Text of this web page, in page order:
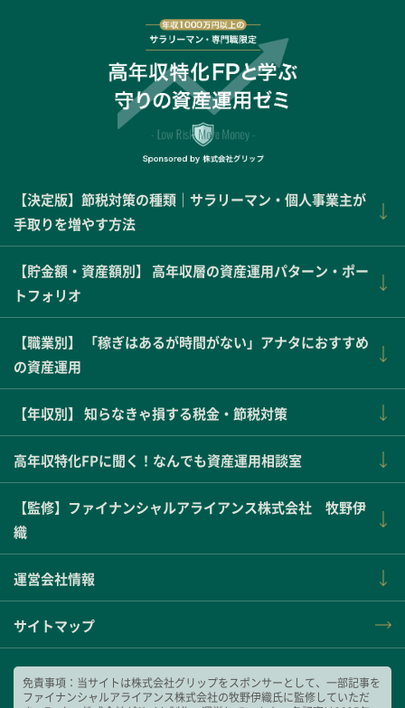
【決定版】節税対策の種類｜サラリーマン・個人事業主が
手取りを増やす方法
【貯金額・資産額別】 高年収層の資産運用パターン・ポー
トフォリオ
【職業別】 「稼ぎはあるが時間がない」アナタにおすすめ
の資産運用
【年収別】 知らなきゃ損する税金・節税対策
高年収特化FPに聞く！なんでも資産運用相談室
【監修】ファイナンシャルアライアンス株式会社 牧野伊
織
運営会社情報
サイトマップ
免責事項：当サイトは株式会社グリップをスポンサーとして、一部記事を
ファイナンシャルアライアンス株式会社の牧野伊織氏に監修していただ